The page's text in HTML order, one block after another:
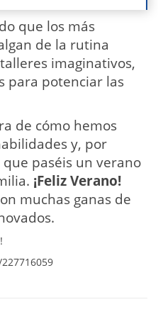
que los más
de la rutina
imaginativos,
para potenciar las
de cómo hemos
y, por
paséis un verano
¡Feliz Verano!
muchas ganas de